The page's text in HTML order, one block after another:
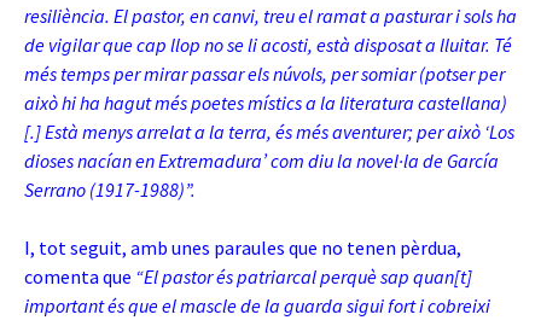
resiliència. El pastor, en canvi, treu el ramat a pasturar i sols ha
de vigilar que cap llop no se li acosti, està disposat a lluitar. Té
més temps per mirar passar els núvols, per somiar (potser per
això hi ha hagut més poetes místics a la literatura castellana)
[.] Està menys arrelat a la terra, és més aventurer; per això ‘Los
dioses nacían en Extremadura’ com diu la novel·la de García
Serrano (1917-1988)”.
I, tot seguit, amb unes paraules que no tenen pèrdua,
comenta que “El pastor és patriarcal perquè sap quan[t]
important és que el mascle de la guarda sigui fort i cobreixi